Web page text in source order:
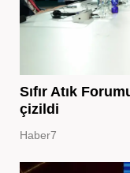
Sıfır Atık
çizildi
Haber7